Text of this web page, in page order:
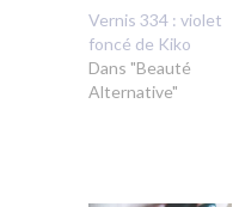
Vernis 334 : violet
foncé de Kiko
Dans "Beauté
Alternative"